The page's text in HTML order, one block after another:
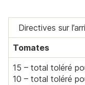
Directives sur
Tomates
15 – total toléré
10 – total toléré